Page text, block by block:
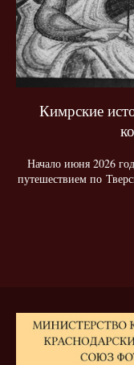
Кимрские
Начало июня 2026
путешествием по